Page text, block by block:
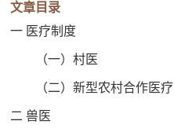
文章目录
一 医疗制度
（一）村医
（二）新型农村合作医疗
二 兽医